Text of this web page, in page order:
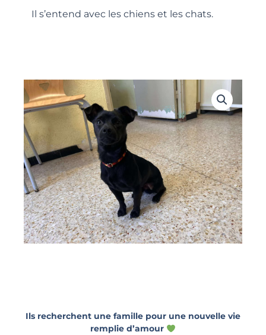
Il s’entend avec les chiens et les chats.
Ils recherchent une famille pour une nouvelle vie
remplie d’amour